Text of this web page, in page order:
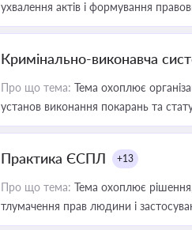
ухвалення актів і формування
Кримінально-виконавча
Про що тема: Тема охоплює
установ виконання покарань та
Практика ЄСПЛ +13
Про що тема: Тема охоплює
тлумачення прав людини і